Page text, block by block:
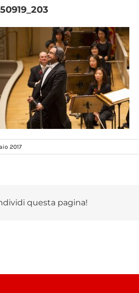
2017
questa pagina!